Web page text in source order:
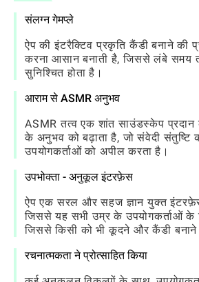
संलग्न गेमप्ले
ऐप की इंटरैक्टिव प्रकृति कैंडी बनाने की
करना आसान बनाती है, जिससे लंबे
सुनिश्चित होता है।
आराम से ASMR अनुभव
ASMR तत्व एक शांत साउंडस्केप
के अनुभव को बढ़ाता है, जो संवेदी
उपयोगकर्ताओं को अपील करता है।
उपभोक्ता - अनुकूल इंटरफ़ेस
ऐप एक सरल और सहज ज्ञान युक्त
जिससे यह सभी उम्र के उपयोगकर्ताओं के
जिससे किसी को भी कूदने और कैंडी बनाने
रचनात्मकता ने प्रोत्साहित किया